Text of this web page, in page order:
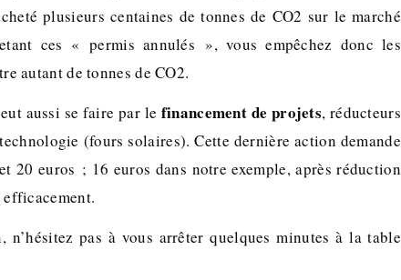
plusieurs centaines de tonnes de CO2 sur le marché
ces « permis annulés », vous empêchez donc les
autant de tonnes de CO2.
aussi se faire par le financement de projets, réducteurs
(fours solaires). Cette dernière action demande
20 euros ; 16 euros dans notre exemple, après réduction
pas à vous arrêter quelques minutes à la table